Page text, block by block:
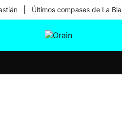
Últimos compases de La